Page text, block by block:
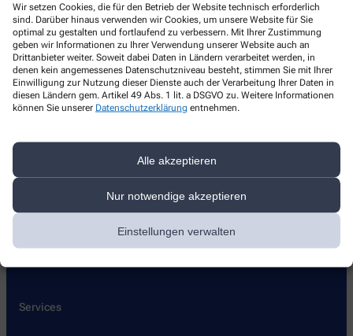
Wir setzen Cookies, die für den Betrieb der Website technisch erforderlich
sind. Darüber hinaus verwenden wir Cookies, um unsere Website für Sie
optimal zu gestalten und fortlaufend zu verbessern. Mit Ihrer Zustimmung
geben wir Informationen zu Ihrer Verwendung unserer Website auch an
Drittanbieter weiter. Soweit dabei Daten in Ländern verarbeitet werden, in
denen kein angemessenes Datenschutzniveau besteht, stimmen Sie mit Ihrer
Einwilligung zur Nutzung dieser Dienste auch der Verarbeitung Ihrer Daten in
diesen Ländern gem. Artikel 49 Abs. 1 lit. a DSGVO zu. Weitere Informationen
können Sie unserer Datenschutzerklärung entnehmen.
Alle akzeptieren
Nur notwendige akzeptieren
Einstellungen verwalten
Groot Enn 3,21149 Hamburg
+49-407018682
+49-407026881
ulen-apotheke@t-online.de
Services